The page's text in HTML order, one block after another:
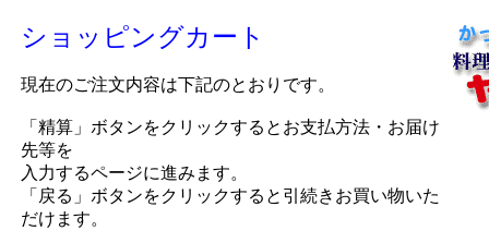
ショッピングカート
現在のご注文内容は下記のとおりです。
「精算」ボタンをクリックするとお支払方法・お届け
先等を
入力するページに進みます。
「戻る」ボタンをクリックすると引続きお買い物いた
だけます。